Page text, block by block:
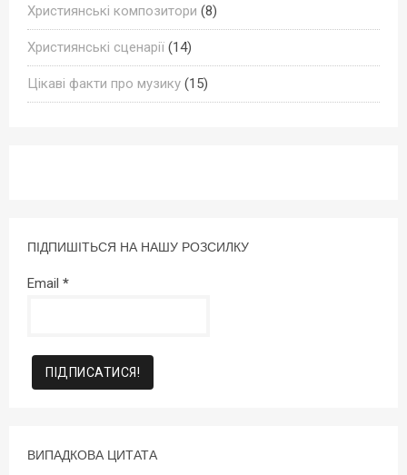
Християнські композитори (8)
Християнські сценарії (14)
Цікаві факти про музику (15)
ПІДПИШІТЬСЯ НА НАШУ РОЗСИЛКУ
Email *
ВИПАДКОВА ЦИТАТА